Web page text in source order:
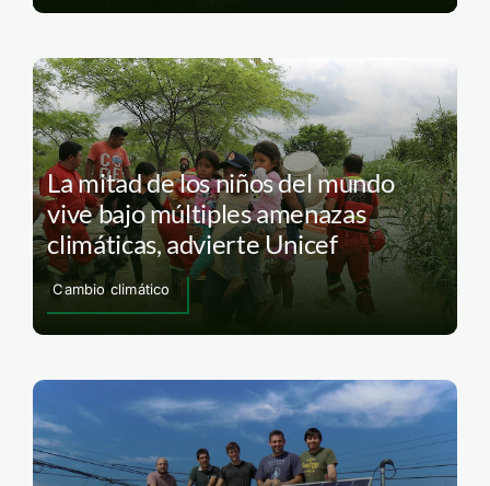
La mitad de los niños del mundo
vive bajo múltiples amenazas
climáticas, advierte Unicef
Cambio climático